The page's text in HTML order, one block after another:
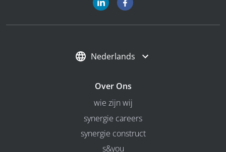
Nederlands
Over Ons
wie zijn wij
synergie careers
synergie construct
s&you